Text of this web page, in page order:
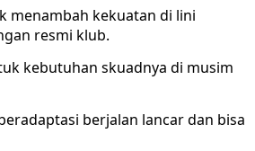
menambah kekuatan di lini
resmi klub.
kebutuhan skuadnya di musim
berjalan lancar dan bisa